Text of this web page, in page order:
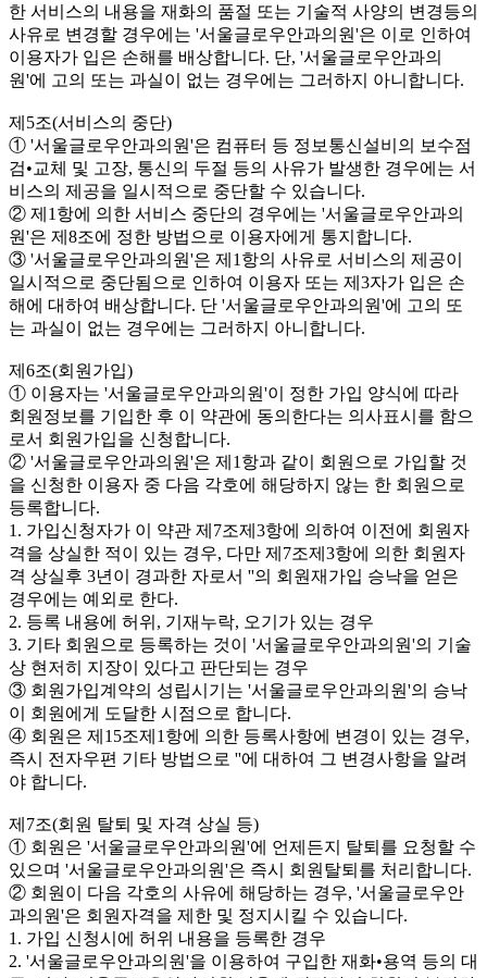
한 서비스의 내용을 재화의 품절 또는 기술적 사양의 변경등의
사유로 변경할 경우에는 '서울글로우안과의원'은 이로 인하여
이용자가 입은 손해를 배상합니다. 단, '서울글로우안과의
원'에 고의 또는 과실이 없는 경우에는 그러하지 아니합니다.
제5조(서비스의 중단)
① '서울글로우안과의원'은 컴퓨터 등 정보통신설비의 보수점
검•교체 및 고장, 통신의 두절 등의 사유가 발생한 경우에는 서
비스의 제공을 일시적으로 중단할 수 있습니다.
② 제1항에 의한 서비스 중단의 경우에는 '서울글로우안과의
원'은 제8조에 정한 방법으로 이용자에게 통지합니다.
③ '서울글로우안과의원'은 제1항의 사유로 서비스의 제공이
일시적으로 중단됨으로 인하여 이용자 또는 제3자가 입은 손
해에 대하여 배상합니다. 단 '서울글로우안과의원'에 고의 또
는 과실이 없는 경우에는 그러하지 아니합니다.
제6조(회원가입)
① 이용자는 '서울글로우안과의원'이 정한 가입 양식에 따라
회원정보를 기입한 후 이 약관에 동의한다는 의사표시를 함으
로서 회원가입을 신청합니다.
② '서울글로우안과의원'은 제1항과 같이 회원으로 가입할 것
을 신청한 이용자 중 다음 각호에 해당하지 않는 한 회원으로
등록합니다.
1. 가입신청자가 이 약관 제7조제3항에 의하여 이전에 회원자
격을 상실한 적이 있는 경우, 다만 제7조제3항에 의한 회원자
격 상실후 3년이 경과한 자로서 ''의 회원재가입 승낙을 얻은
경우에는 예외로 한다.
2. 등록 내용에 허위, 기재누락, 오기가 있는 경우
3. 기타 회원으로 등록하는 것이 '서울글로우안과의원'의 기술
상 현저히 지장이 있다고 판단되는 경우
③ 회원가입계약의 성립시기는 '서울글로우안과의원'의 승낙
이 회원에게 도달한 시점으로 합니다.
④ 회원은 제15조제1항에 의한 등록사항에 변경이 있는 경우,
즉시 전자우편 기타 방법으로 ''에 대하여 그 변경사항을 알려
야 합니다.
제7조(회원 탈퇴 및 자격 상실 등)
① 회원은 '서울글로우안과의원'에 언제든지 탈퇴를 요청할 수
있으며 '서울글로우안과의원'은 즉시 회원탈퇴를 처리합니다.
② 회원이 다음 각호의 사유에 해당하는 경우, '서울글로우안
과의원'은 회원자격을 제한 및 정지시킬 수 있습니다.
1. 가입 신청시에 허위 내용을 등록한 경우
2. '서울글로우안과의원'을 이용하여 구입한 재화•용역 등의 대